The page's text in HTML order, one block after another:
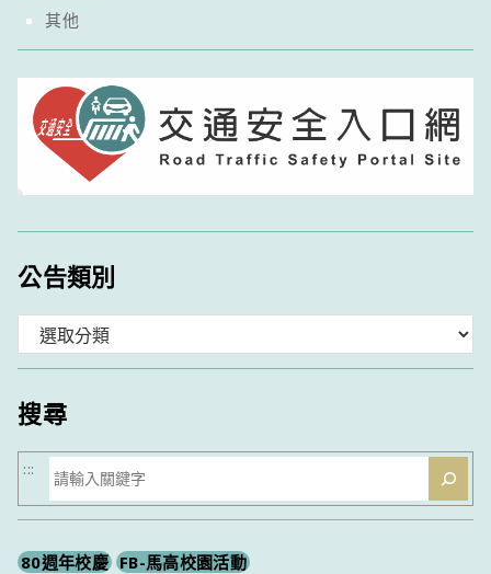
其他
公告類別
類
搜尋
搜
尋
:::
80週年校慶 FB-馬高校園活動